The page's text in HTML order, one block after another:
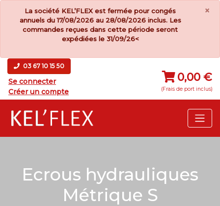
La société KEL’FLEX est fermée pour congés
annuels du 17/08/2026 au 28/08/2026 inclus. Les
commandes reçues dans cette période seront
expédiées le 31/09/26<
×
03 67 10 15 50
Se connecter
Créer un compte
0,00 €
(Frais de port inclus)
Ecrous hydrauliques
Métrique S